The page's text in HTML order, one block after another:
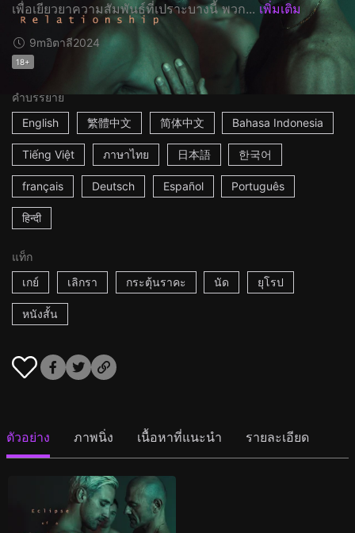
เพื่อเยียวยาความสัมพันธ์ที่เปราะบางนี้ พวก... เพิ่มเติม
9mอิตาลี2024
18+
คำบรรยาย
English
繁體中文 简体中文 Bahasa Indonesia
Tiếng Việt ภาษาไทย 日本語 한국어
français Deutsch Español Português
हिन्दी
แท็ก
เกย์
เลิกรา กระตุ้นราคะ นัด ยุโรป
หนังสั้น
ตัวอย่าง ภาพนิ่ง เนื้อหาที่แนะนำ รายละเอียด